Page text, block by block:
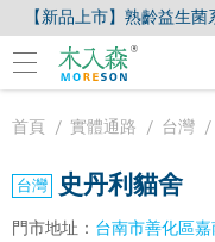
【新品上市】熟齡益生
首頁 實體通路 台灣
史丹利貓舍
門市地址： 台南市善化區